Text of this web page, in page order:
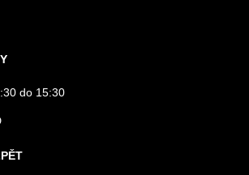
do 15:30